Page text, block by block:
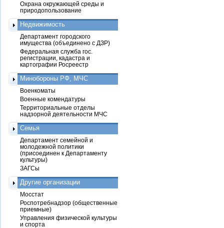
Охрана окружающей среды и
природопользование
Недвижимость
Департамент городского
имущества (объединено с ДЗР)
Федеральная служба гос.
регистрации, кадастра и
картографии Росреестр
Минобороны РФ, МЧС
Военкоматы
Военные комендатуры
Территориальные отделы
надзорной деятельности МЧС
Семья
Департамент семейной и
молодежной политики
(присоединен к Департаменту
культуры)
ЗАГСы
Другие организации
Мосстат
Роспотребнадзор (общественные
приемные)
Управления физической культуры
и спорта